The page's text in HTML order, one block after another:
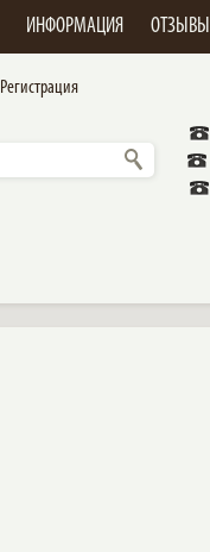
ИНФОРМАЦИЯ ОТЗЫВЫ
Регистрация